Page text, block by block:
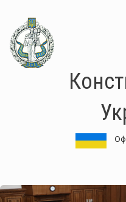
основного
матеріалу